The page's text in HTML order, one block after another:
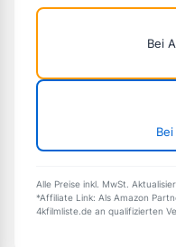
Bei
Alle Preise inkl. MwSt.
*Affiliate Link: Als Amazon
4kfilmliste.de an qualifizierten